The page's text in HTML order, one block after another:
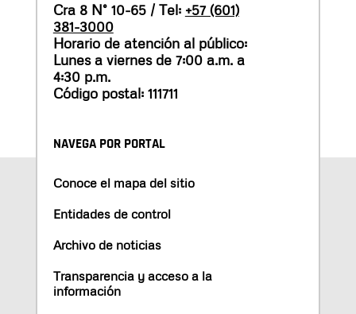
Cra 8 N° 10-65 / Tel: +57 (601)
381-3000
Horario de atención al público:
Lunes a viernes de 7:00 a.m. a
4:30 p.m.
Código postal: 111711
NAVEGA POR PORTAL
Conoce el mapa del sitio
Entidades de control
Archivo de noticias
Transparencia y acceso a la
información